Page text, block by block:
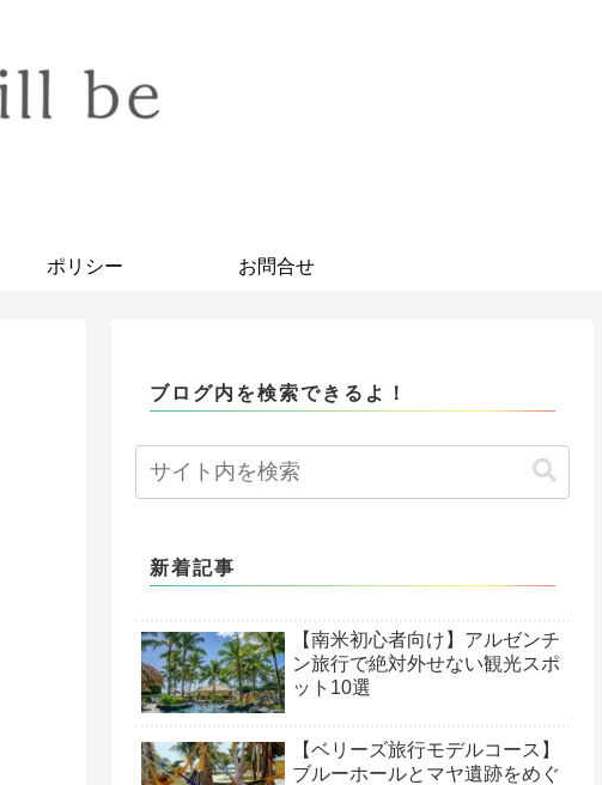
ポリシー お問合せ
ブログ内を検索できるよ！
新着記事
【南米初心者向け】アルゼンチ
ン旅行で絶対外せない観光スポ
ット10選
【ベリーズ旅行モデルコース】
ブルーホールとマヤ遺跡をめぐ